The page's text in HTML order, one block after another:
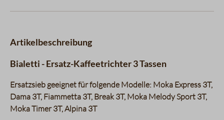
Artikelbeschreibung
Bialetti - Ersatz-Kaffeetrichter 3 Tassen
Ersatzsieb geeignet für folgende Modelle: Moka Express 3T,
Dama 3T, Fiammetta 3T, Break 3T, Moka Melody Sport 3T,
Moka Timer 3T, Alpina 3T